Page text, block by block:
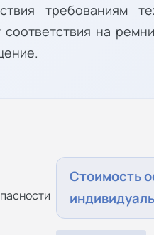
требованиям
на
Стоимость